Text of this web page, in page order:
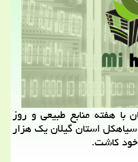
هفته منابع طبیعی و روز
استان گیلان یک هزار
خود کاشت.